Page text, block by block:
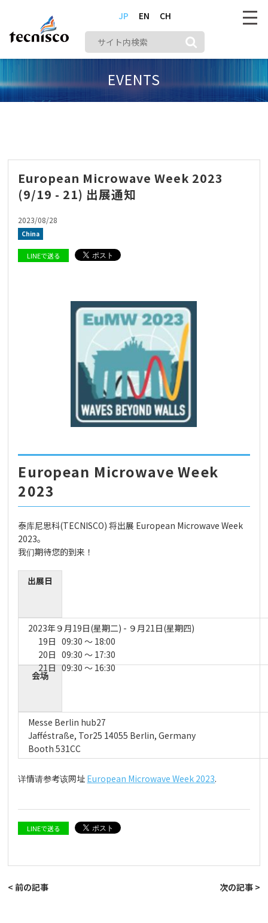
JP EN CH
EVENTS
European Microwave Week 2023
(9/19 - 21) 出展通知
2023/08/28
China
LINEで送る
European Microwave Week
2023
泰库尼思科(TECNISCO) 将出展 European Microwave Week
2023。
我们期待您的到来！
出展日
2023年９月19日(星期二) - ９月21日(星期四)
19日 09:30 ～ 18:00
20日 09:30 ～ 17:30
21日 09:30 ～ 16:30
会场
Messe Berlin hub27
Jafféstraße, Tor25 14055 Berlin, Germany
Booth 531CC
详情请参考该网址 European Microwave Week 2023.
LINEで送る
< 前の記事 次の記事 >